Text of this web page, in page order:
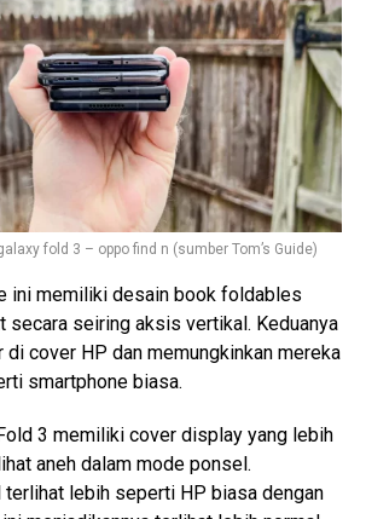
fold 3 – oppo find n (sumber Tom’s Guide)
ini memiliki desain book foldables
secara seiring aksis vertikal. Keduanya
di cover HP dan memungkinkan mereka
smartphone biasa.
3 memiliki cover display yang lebih
aneh dalam mode ponsel.
terlihat lebih seperti HP biasa dengan